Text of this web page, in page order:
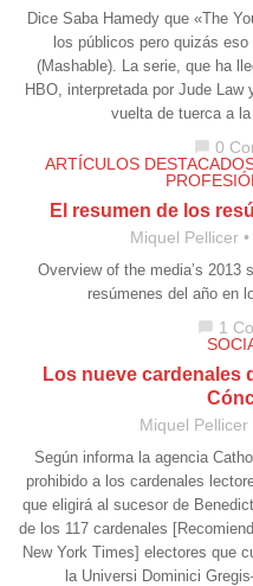
Dice Saba Hamedy que «The
los públicos pero quizás
(Mashable). La serie, que ha
HBO, interpretada por Jude
vuelta de tuerca a
chat_bubble 0
ARTÍCULOS
El resumen de los
Miquel Pellicer
Overview of the media’s 2013
resúmenes del año en
chat_bubble 1
Los nueve cardenales
Miquel Pellicer
Según informa la agencia
prohibido a los cardenales
que eligirá al sucesor de
de los 117 cardenales
New York Times] electores que
la Universi Dominici